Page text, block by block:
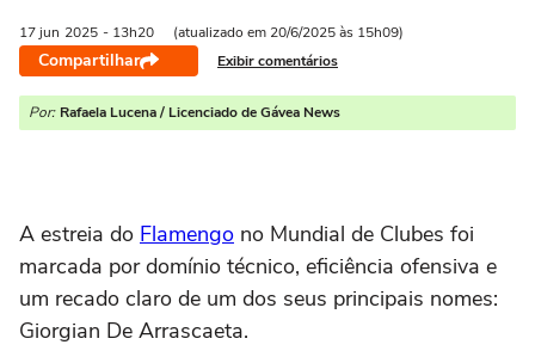
17 jun 2025 - 13h20 (atualizado em 20/6/2025 às 15h09)
Compartilhar Exibir comentários
Por: Rafaela Lucena / Licenciado de Gávea News
A estreia do Flamengo no Mundial de Clubes foi
marcada por domínio técnico, eficiência ofensiva e
um recado claro de um dos seus principais nomes:
Giorgian De Arrascaeta.